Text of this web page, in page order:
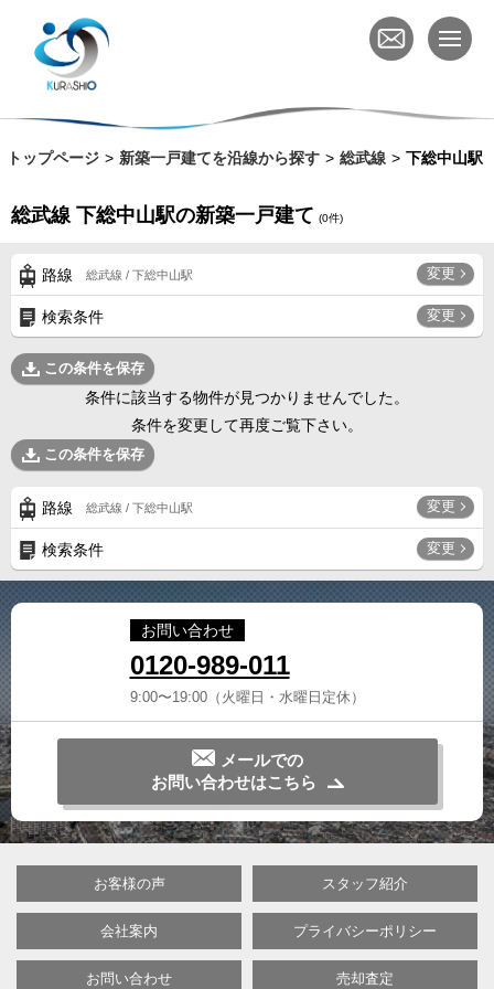
トップページ 新築一戸建てを沿線から探す 総武線 下総中山駅
総武線 下総中山駅の新築一戸建て (0件)
路線 総武線 / 下総中山駅 変更
検索条件 変更
この条件を保存
条件に該当する物件が見つかりませんでした。
条件を変更して再度ご覧下さい。
この条件を保存
路線 総武線 / 下総中山駅 変更
検索条件 変更
お問い合わせ
0120-989-011
9:00〜19:00（火曜日・水曜日定休）
メールでの
お問い合わせはこちら
お客様の声 スタッフ紹介
会社案内 プライバシーポリシー
お問い合わせ 売却査定